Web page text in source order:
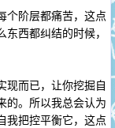
个阶层都痛苦，这点
西都纠结的时候，
现而已，让你挖掘自
的。所以我总会认为
我把控平衡它，这点